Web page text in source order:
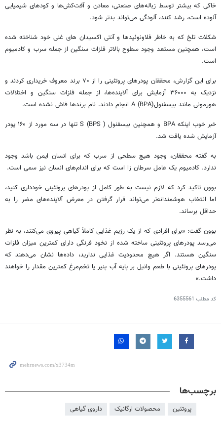
خاکی که بیشتر توسط زباله‌های صنعتی، معادن و آفت‌کش‌ها و کودهای شیمیایی
آلوده است، رشد کنند، آلودگی می‌تواند بدتر شود.
شکلات تلخ که به خاطر فلاونوئیدها وآنتی اکسیدان های غنی خود شناخته شده
است، همچنین مستعد وجود سطوح بالاتر فلزات سنگین از جمله سرب و کادمیوم
است.
برای این گزارش، محققان پودرهای پروتئینی را از ۷۰ برند معروف خریداری کردند و
نزدیک به ۳۶۰۰۰ آزمایش برای آلاینده‌ها، از جمله فلزات سنگین و اختلالات
هورمونی مانند بیسفنولA (BPA) انجام دادند. نام برندها فاش نشده است.
خبر خوب اینکه BPA و همچنین
بیسفنول
S (BPS ) تنها در سه مورد از ۱۶۰ پودر
آزمایش شده یافت شد.
به گفته محققان، وجود هیچ سطحی از سرب که برای انسان ایمن باشد وجود
ندارد. کادمیوم یک عامل سرطان زا است که برای اندام‌های انسان نیز سمی است.
بوون تاکید کرد که لازم نیست به طور کامل از پودرهای پروتئینی خودداری کنید،
اما انتخاب هوشمندانه‌تر می‌تواند قرار گرفتن در معرض آلاینده‌های مضر را به
حداقل برساند.
بوون گفت: «برای افرادی که از یک رژیم غذایی کاملاً گیاهی پیروی می‌کنند، به نظر
می‌رسد پودرهای پروتئینی ساخته شده از نخود فرنگی دارای کمترین میزان فلزات
سنگین هستند. اگر هیچ محدودیت غذایی ندارید، داده‌ها نشان می‌دهند که
پودرهای پروتئینی با طعم وانیل بر پایه آب پنیر یا تخم‌مرغ کمترین مقدار را خواهند
داشت.»
کد مطلب 6355561
برچسب‌ها
پروتئین محصولات ارگانیک داروی گیاهی